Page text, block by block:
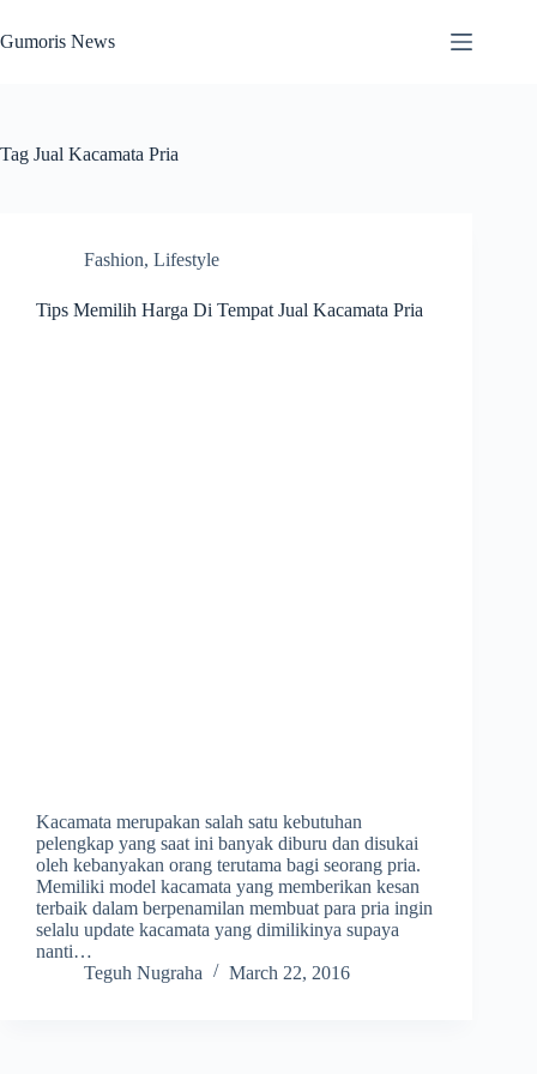
to
content
Gumoris News
Tag Jual Kacamata Pria
Fashion, Lifestyle
Tips Memilih Harga Di Tempat Jual Kacamata Pria
Kacamata merupakan salah satu kebutuhan
pelengkap yang saat ini banyak diburu dan disukai
oleh kebanyakan orang terutama bagi seorang pria.
Memiliki model kacamata yang memberikan kesan
terbaik dalam berpenamilan membuat para pria ingin
selalu update kacamata yang dimilikinya supaya
nanti…
Teguh Nugraha
March 22, 2016